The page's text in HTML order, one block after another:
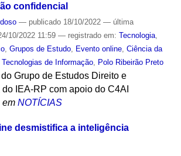
confidencial
— publicado18/10/2022 — última
10/2022 11:59 — registrado em: Tecnologia,
, Grupos de Estudo, Evento online, Ciência da
Tecnologias de Informação, Polo Ribeirão Preto
do Grupo de Estudos Direito e
IEA-RP com apoio do C4AI
em NOTÍCIAS
desmistifica a inteligência